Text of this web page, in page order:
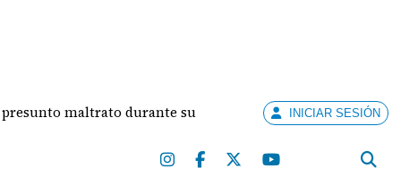
maltrato durante su relación Concurso Artistas
INICIAR SESIÓN